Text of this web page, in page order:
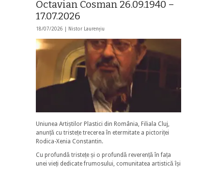
Octavian Cosman 26.09.1940 –
17.07.2026
18/07/2026 | Nistor Laurențiu
Uniunea Artiștilor Plastici din România, Filiala Cluj,
anunță cu tristețe trecerea în etermitate a pictoriței
Rodica-Xenia Constantin.
Cu profundă tristețe și o profundă reverență în fața
unei vieți dedicate frumosului, comunitatea artistică își